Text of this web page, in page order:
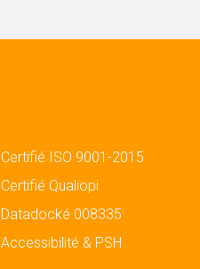
Certifié ISO 9001-2015
Certifié Qualiopi
Datadocké 008335
Accessibilité & PSH